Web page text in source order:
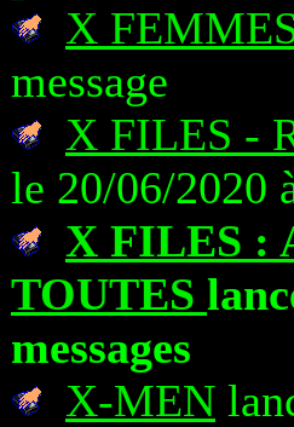
X
message
X FILES -
le 20/06/2020
X FILES :
TOUTES
messages
X-MEN